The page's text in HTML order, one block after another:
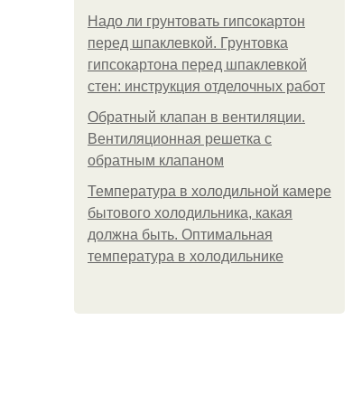
Надо ли грунтовать гипсокартон
перед шпаклевкой. Грунтовка
гипсокартона перед шпаклевкой
стен: инструкция отделочных работ
Обратный клапан в вентиляции.
Вентиляционная решетка с
обратным клапаном
Температура в холодильной камере
бытового холодильника, какая
должна быть. Оптимальная
температура в холодильнике